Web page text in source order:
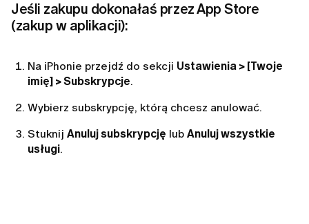
Jeśli zakupu dokonałaś przez App Store
(zakup w aplikacji):
Na iPhonie przejdź do sekcji Ustawienia > [Twoje
imię] > Subskrypcje.
Wybierz subskrypcję, którą chcesz anulować.
Stuknij Anuluj subskrypcję lub Anuluj wszystkie
usługi.